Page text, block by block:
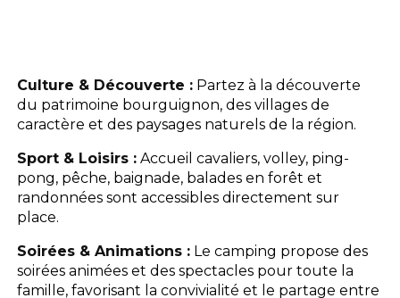
Culture & Découverte : Partez à la découverte
du patrimoine bourguignon, des villages de
caractère et des paysages naturels de la région.
Sport & Loisirs : Accueil cavaliers, volley, ping-
pong, pêche, baignade, balades en forêt et
randonnées sont accessibles directement sur
place.
Soirées & Animations : Le camping propose des
soirées animées et des spectacles pour toute la
famille, favorisant la convivialité et le partage entre